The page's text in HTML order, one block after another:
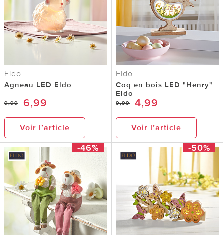
Eldo
Agneau LED Eldo
9,99 6,99
Voir l’article
Eldo
Coq en bois LED "Henry"
Eldo
9,99 4,99
Voir l’article
-46% -50%